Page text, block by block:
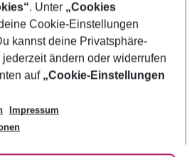
. Unter „Cookies
Cookie-Einstellungen
kannst deine Privatsphäre-
ändern oder widerrufen
auf „Cookie-Einstellungen
Impressum